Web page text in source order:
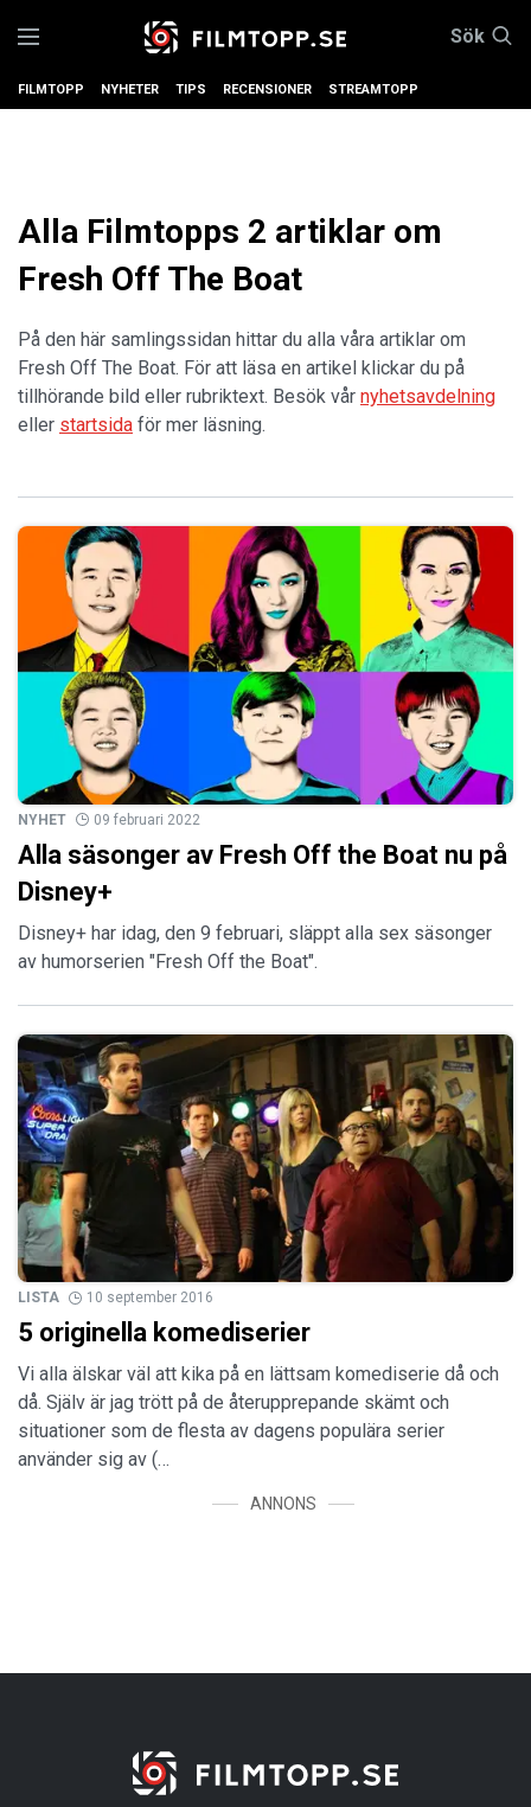
Sök
FILMTOPP NYHETER TIPS RECENSIONER STREAMTOPP
Alla Filmtopps 2 artiklar om
Fresh Off The Boat
På den här samlingssidan hittar du alla våra artiklar om
Fresh Off The Boat. För att läsa en artikel klickar du på
tillhörande bild eller rubriktext. Besök vår nyhetsavdelning
eller startsida för mer läsning.
NYHET 09 februari 2022
Alla säsonger av Fresh Off the Boat nu på
Disney+
Disney+ har idag, den 9 februari, släppt alla sex säsonger
av humorserien "Fresh Off the Boat".
LISTA 10 september 2016
5 originella komediserier
Vi alla älskar väl att kika på en lättsam komediserie då och
då. Själv är jag trött på de återupprepande skämt och
situationer som de flesta av dagens populära serier
använder sig av (…
ANNONS